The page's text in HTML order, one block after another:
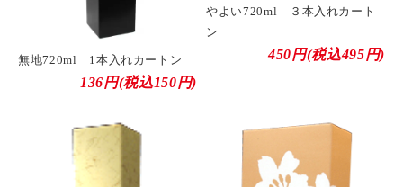
無地720ml 1本入れカートン
136円(税込150円)
やよい720ml ３本入れカート
ン
450円(税込495円)